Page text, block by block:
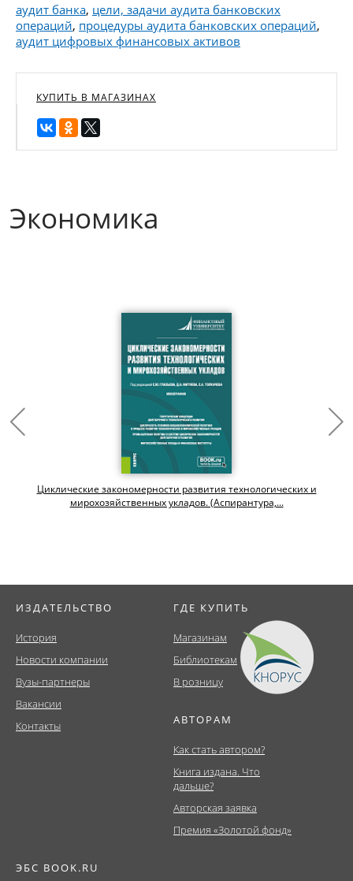
аудит банка, цели, задачи аудита банковских
операций, процедуры аудита банковских операций,
аудит цифровых финансовых активов
КУПИТЬ В МАГАЗИНАХ
Экономика
Циклические закономерности развития технологических и
мирохозяйственных укладов. (Аспирантура,...
ИЗДАТЕЛЬСТВО
История
Новости компании
Вузы-партнеры
Вакансии
Контакты
ГДЕ КУПИТЬ
Магазинам
Библиотекам
В розницу
АВТОРАМ
Как стать автором?
Книга издана. Что
дальше?
Авторская заявка
Премия «Золотой фонд»
ЭБС BOOK.RU